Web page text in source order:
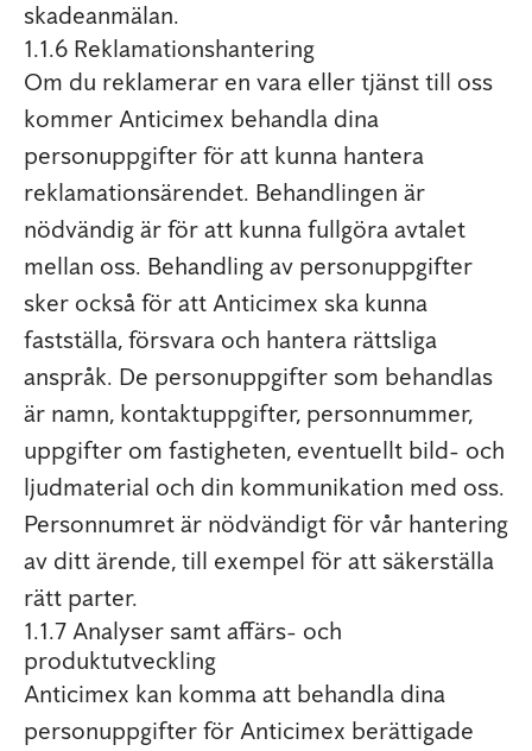
skadeanmälan.
1.1.6 Reklamationshantering
Om du reklamerar en vara eller tjänst till oss
kommer Anticimex behandla dina
personuppgifter för att kunna hantera
reklamationsärendet. Behandlingen är
nödvändig är för att kunna fullgöra avtalet
mellan oss. Behandling av personuppgifter
sker också för att Anticimex ska kunna
fastställa, försvara och hantera rättsliga
anspråk. De personuppgifter som behandlas
är namn, kontaktuppgifter, personnummer,
uppgifter om fastigheten, eventuellt bild- och
ljudmaterial och din kommunikation med oss.
Personnumret är nödvändigt för vår hantering
av ditt ärende, till exempel för att säkerställa
rätt parter.
1.1.7 Analyser samt affärs- och
produktutveckling
Anticimex kan komma att behandla dina
personuppgifter för Anticimex berättigade